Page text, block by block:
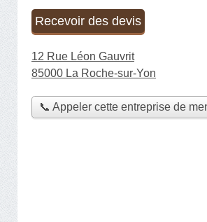
Recevoir des devis
12 Rue Léon Gauvrit
85000 La Roche-sur-Yon
📞 Appeler cette entreprise de